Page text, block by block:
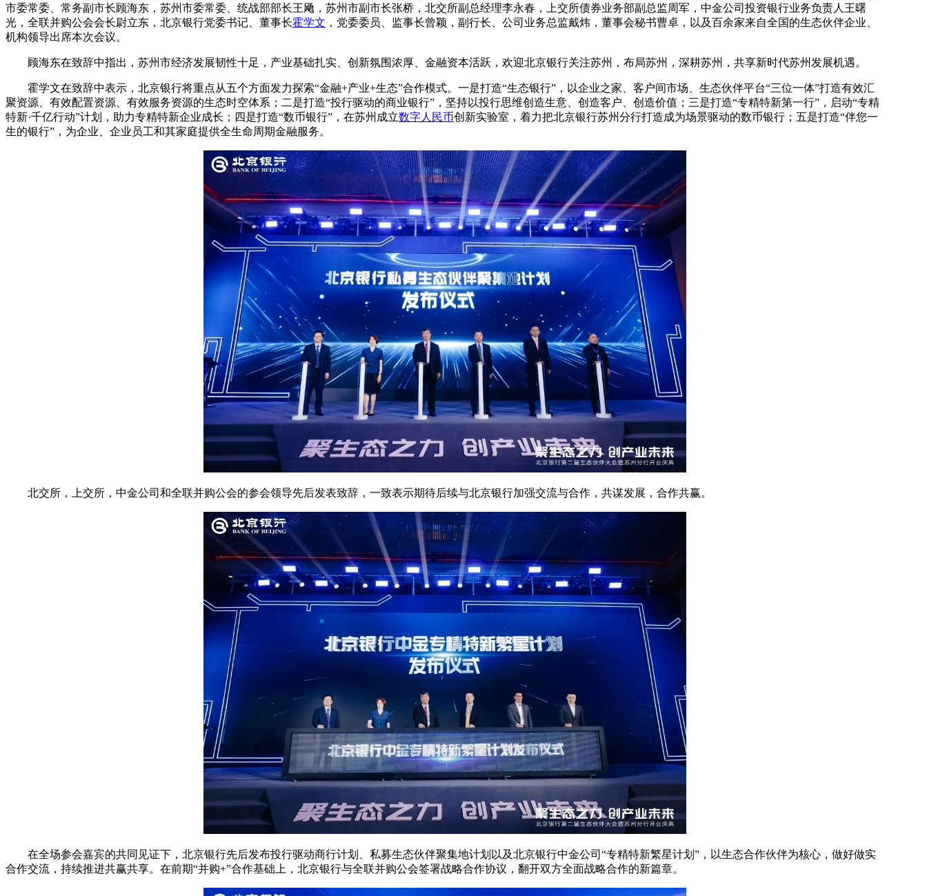
市委常委、常务副市长顾海东，苏州市委常委、统战部部长王飏，苏州市副市长张桥，北交所副总经理李永春，上交所债券业务部副总监周军，中金公司投资银行业务负责人王曙
光，全联并购公会会长尉立东，北京银行党委书记、董事长霍学文 ，党委委员、监事长曾颖，副行长、公司业务总监戴炜，董事会秘书曹卓，以及百余家来自全国的生态伙伴企业、
机构领导出席本次会议。
顾海东在致辞中指出，苏州市经济发展韧性十足，产业基础扎实、创新氛围浓厚、金融资本活跃，欢迎北京银行关注苏州，布局苏州，深耕苏州，共享新时代苏州发展机遇。
霍学文在致辞中表示，北京银行将重点从五个方面发力探索“金融+产业+生态”合作模式。一是打造“生态银行”，以企业之家、客户间市场、生态伙伴平台“三位一体”打造有效汇
聚资源、有效配置资源、有效服务资源的生态时空体系；二是打造“投行驱动的商业银行”，坚持以投行思维创造生意、创造客户、创造价值；三是打造“专精特新第一行”，启动“专精
特新·千亿行动”计划，助力专精特新企业成长；四是打造“数币银行”，在苏州成立数字人民币创新实验室，着力把北京银行苏州分行打造成为场景驱动的数币银行；五是打造“伴您一
生的银行”，为企业、企业员工和其家庭提供全生命周期金融服务。
北交所，上交所，中金公司和全联并购公会的参会领导先后发表致辞，一致表示期待后续与北京银行加强交流与合作，共谋发展，合作共赢。
在全场参会嘉宾的共同见证下，北京银行先后发布投行驱动商行计划、私募生态伙伴聚集地计划以及北京银行中金公司“专精特新繁星计划”，以生态合作伙伴为核心，做好做实
合作交流，持续推进共赢共享。在前期“并购+”合作基础上，北京银行与全联并购公会签署战略合作协议，翻开双方全面战略合作的新篇章。